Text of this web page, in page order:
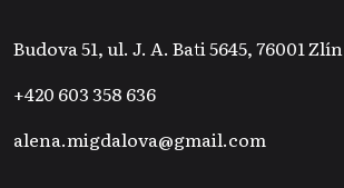
Budova 51, ul. J. A. Bati 5645, 76001 Zlín
+420 603 358 636
alena.migdalova@gmail.com